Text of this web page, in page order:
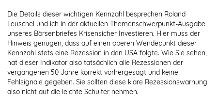
Die Details dieser wichtigen Kennzahl besprechen Roland
Leuschel und ich in der aktuellen Themenschwerpunkt-Ausgabe
unseres Börsenbriefes Krisensicher Investieren. Hier muss der
Hinweis genügen, dass auf einen oberen Wendepunkt dieser
Kennzahl stets eine Rezession in den USA folgte. Wie Sie sehen,
hat dieser Indikator also tatsächlich alle Rezessionen der
vergangenen 50 Jahre korrekt vorhergesagt und keine
Fehlsignale gegeben. Sie sollten diese klare Rezessionswarnung
also nicht auf die leichte Schulter nehmen.